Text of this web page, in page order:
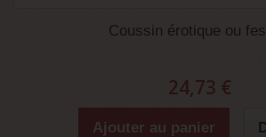
Coussin érotique ou
24,73 €
Ajouter au panier